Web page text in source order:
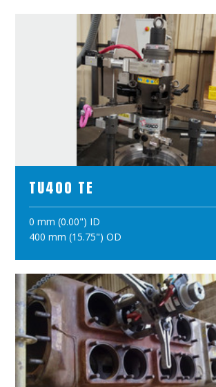
TU400 TE
0 mm (0.00") ID
400 mm (15.75") OD
ПРОСМОТР ПРОДУКТОВ
ПОЛОЖИТЪ В КОРЗИНУ